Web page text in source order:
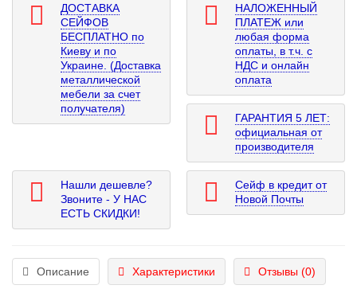
ДОСТАВКА
СЕЙФОВ
БЕСПЛАТНО по
Киеву и по
Украине. (Доставка
металлической
мебели за счет
получателя)
НАЛОЖЕННЫЙ
ПЛАТЕЖ или
любая форма
оплаты, в т.ч. с
НДС и онлайн
оплата
ГАРАНТИЯ 5 ЛЕТ:
официальная от
производителя
Нашли дешевле?
Звоните - У НАС
ЕСТЬ СКИДКИ!
Сейф в кредит от
Новой Почты
Описание Характеристики Отзывы (0)